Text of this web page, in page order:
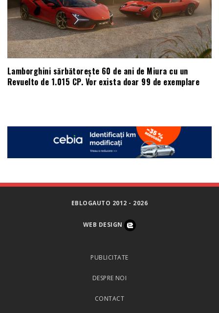
Lamborghini sărbătorește 60 de ani de Miura cu un
Revuelto de 1.015 CP. Vor exista doar 99 de exemplare
EBLOGAUTO 2012 - 2026
WEB DESIGN
PUBLICITATE
DESPRE NOI
CONTACT